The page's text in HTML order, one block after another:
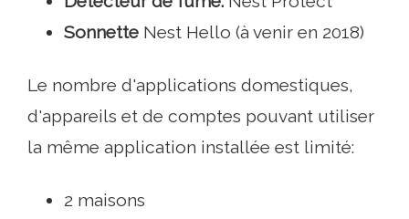
Sonnette Nest Hello (à venir en 2018)
Le nombre d'applications domestiques,
d'appareils et de comptes pouvant utiliser
la même application installée est limité:
2 maisons